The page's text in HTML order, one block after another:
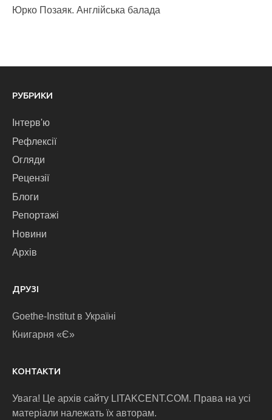
Юрко Позаяк. Англійська балада
РУБРИКИ
Інтерв'ю
Рефлексії
Огляди
Рецензії
Блоги
Репортажі
Новини
Архів
ДРУЗІ
Goethe-Institut в Україні
Книгарня «Є»
КОНТАКТИ
Увага! Це архів сайту LITAKCENT.COM. Права на усі
матеріали належать їх авторам.